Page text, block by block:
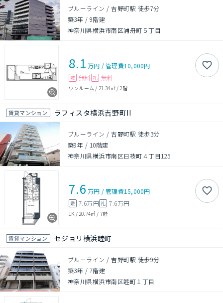
ブルーライン / 吉野町駅 徒歩7分
築3年 / 9階建
神奈川県横浜市南区浦舟町５丁目
8.1 万円 /管理費10,000円
敷 無料 礼 無料
ワンルーム / 21.34㎡/ 2階
賃貸マンション ラフィスタ横浜吉野町II
ブルーライン / 吉野町駅 徒歩3分
築9年 / 10階建
神奈川県横浜市南区日枝町４丁目125
7.6 万円 /管理費15,000円
敷 7.6万円礼 7.6万円
1K / 20.74㎡ / 7階
賃貸マンション セジョリ横浜睦町
ブルーライン / 吉野町駅 徒歩9分
築3年 / 7階建
神奈川県横浜市南区睦町１丁目